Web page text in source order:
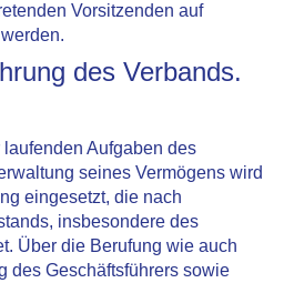
Vorsitzenden auf
des Verbands.
Aufgaben des
seines Vermögens wird
eingesetzt, die nach
insbesondere des
Über die Berufung wie auch
des Geschäftsführers sowie